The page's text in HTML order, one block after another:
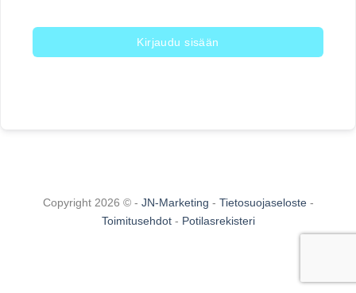
Kirjaudu sisään
Copyright 2026 © - JN-Marketing - Tietosuojaseloste -
Toimitusehdot - Potilasrekisteri